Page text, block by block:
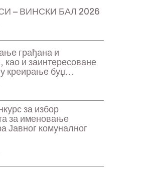
– ВИНСКИ БАЛ 2026
грађана и
као и заинтересоване
у креирање буџ...
за избор
за именовање
Јавног комуналног